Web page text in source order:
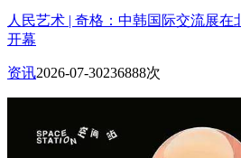
人民艺术 | 奇格：中韩国际交流展
开幕
资讯2026-07-30236888次